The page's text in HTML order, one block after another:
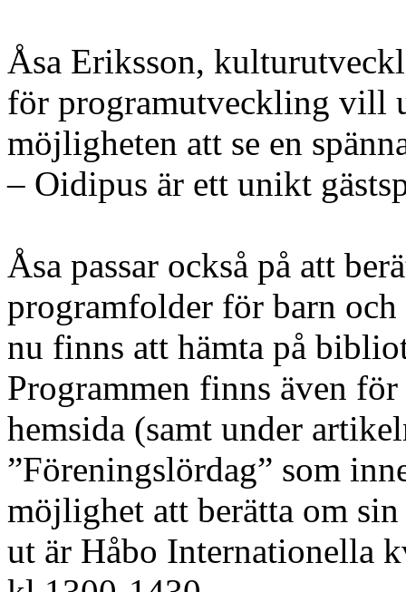
Åsa Eriksson,
för programutveckling vill
möjligheten att se en
– Oidipus är ett unikt
Åsa passar också på att
programfolder för barn
nu finns att hämta på
Programmen finns även
hemsida (samt under
”Föreningslördag” som
möjlighet att berätta om
ut är Håbo Internationella